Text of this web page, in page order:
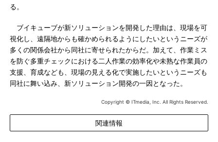
る。
ブイキューブが新ソリューションを開発した理由は、現場を可
視化し、遠隔地からも確かめられるようにしたいというニーズが
多くの関係会社から同社に寄せられたからだ。加えて、作業ミス
を防ぐ多重チェックにおける二人作業の効率化や未熟な作業員の
支援、育成なども、現場の見える化で実施したいというニーズも
同社に舞い込み、新ソリューション開発の一因となった。
Copyright © ITmedia, Inc. All Rights Reserved.
関連情報